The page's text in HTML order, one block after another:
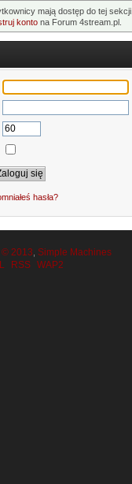
mają dostęp do tej sekcji.
konto na Forum 4stream.pl.
hasła?
© 2013 Simple Machines
RSS WAP2